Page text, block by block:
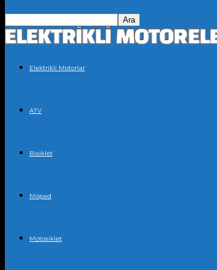
Elektrikli Motorlar
ATV
Bisiklet
Moped
Motosiklet